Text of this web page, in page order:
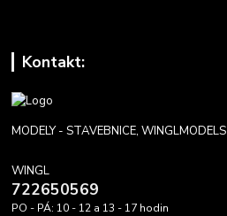
Kontakt:
MODELY - STAVEBNICE, WINGLMODELS
WINGL
722650569
PO - PÁ: 10 - 12 a 13 - 17 hodin